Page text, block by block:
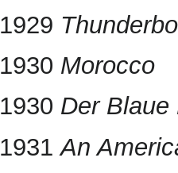
1929
1930 Morocco
1930 Der Blaue
1931An